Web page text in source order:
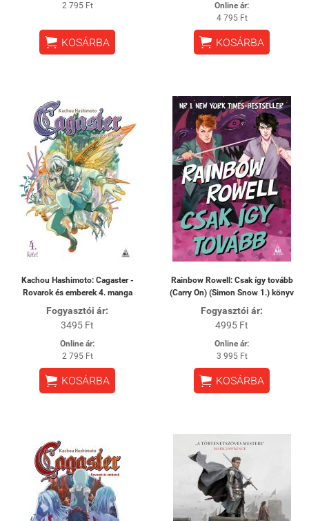
2 795 Ft
 KOSÁRBA
Online ár:
4 795 Ft
 KOSÁRBA
Kachou Hashimoto: Cagaster -
Rovarok és emberek 4. manga
Fogyasztói ár:
3495 Ft
Online ár:
2 795 Ft
 KOSÁRBA
Rainbow Rowell: Csak így tovább
(Carry On) (Simon Snow 1.) könyv
Fogyasztói ár:
4995 Ft
Online ár:
3 995 Ft
 KOSÁRBA